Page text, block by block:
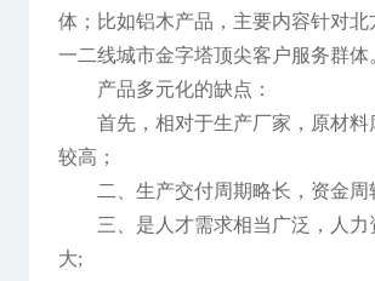
体；比如铝木产品，主要内容针对北
一二线城市金字塔顶尖客户服务群体
产品多元化的缺点：
首先，相对于生产厂家，原材料
较高；
二、生产交付周期略长，资金周
三、是人才需求相当广泛，人力
大;